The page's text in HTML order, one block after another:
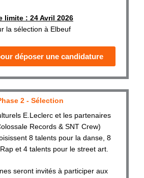
limite : 24 Avril 2026
la sélection à Elbeuf
déposer une candidature
2 - Sélection
E.Leclerc et les partenaires
Records & SNT Crew)
8 talents pour la danse, 8
et 4 talents pour le street art.
seront invités à participer aux